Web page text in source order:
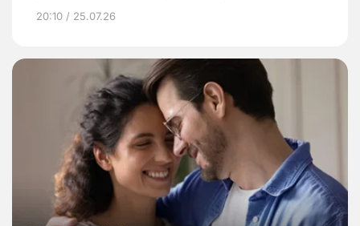
20:10 / 25.07.26